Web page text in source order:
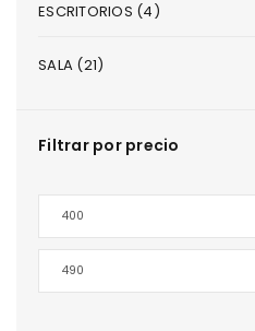
ESCRITORIOS (4)
SALA (21)
Filtrar por precio